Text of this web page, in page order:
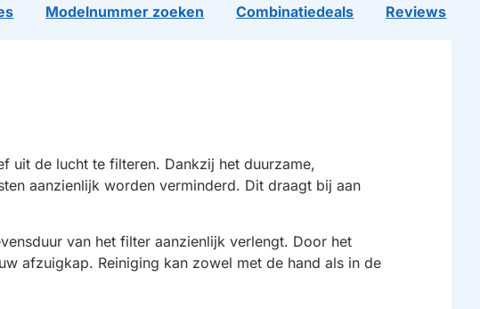
Modelnummer zoeken Combinatiedeals Reviews
uit de lucht te filteren. Dankzij het duurzame,
aanzienlijk worden verminderd. Dit draagt bij aan
van het filter aanzienlijk verlengt. Door het
afzuigkap. Reiniging kan zowel met de hand als in de